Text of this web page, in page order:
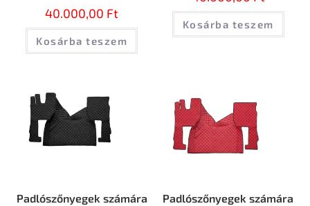
40.000,00 Ft
Kosárba teszem
Kosárba teszem
Padlószőnyegek számára
Padlószőnyegek számára